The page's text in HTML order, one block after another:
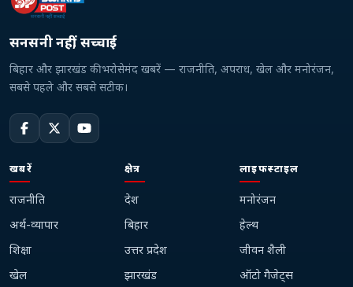
सनसनी नहीं, सच्चाई
बिहार और झारखंड की भरोसेमंद खबरें — राजनीति, अपराध, खेल और मनोरंजन,
सबसे पहले और सबसे सटीक।
खबरें
राजनीति
अर्थ-व्यापार
शिक्षा
खेल
क्षेत्र
देश
बिहार
उत्तर प्रदेश
झारखंड
लाइफस्टाइल
मनोरंजन
हेल्थ
जीवन शैली
ऑटो गैजेट्स